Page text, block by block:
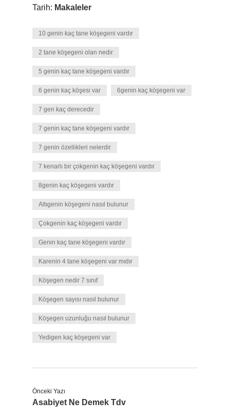
Tarih: Makaleler
10 genin kaç tane köşegeni vardır
2 tane köşegeni olan nedir
5 genin kaç tane köşegeni vardır
6 genin kaç köşesi var 6genin kaç köşegeni var
7 gen kaç derecedir
7 genin kaç tane köşegeni vardır
7 genin özellikleri nelerdir
7 kenarlı bir çokgenin kaç köşegeni vardır
8genin kaç köşegeni vardır
Altıgenin köşegeni nasıl bulunur
Çokgenin kaç köşegeni vardır
Genin kaç tane köşegeni vardır
Karenin 4 tane köşegeni var mıdır
Köşegen nedir 7 sınıf
Köşegen sayısı nasıl bulunur
Köşegen uzunluğu nasıl bulunur
Yedigen kaç köşegeni var
Önceki Yazı
Asabiyet Ne Demek Tdv